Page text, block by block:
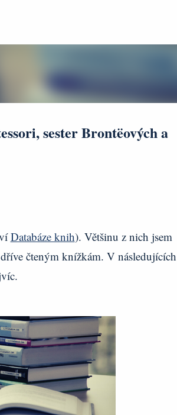
sester Brontëových a
Databáze knih). Většinu z nich jsem
čteným knížkám. V následujících